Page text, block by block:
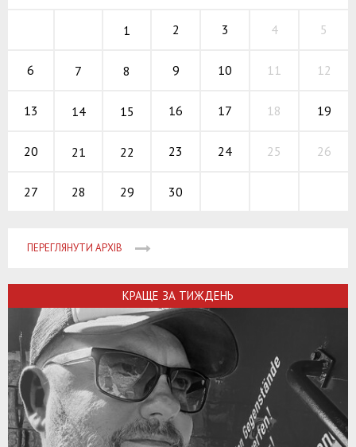
1 2 3 4 5
6 7 8 9 10 11 12
13 14 15 16 17 18 19
20 21 22 23 24 25 26
27 28 29 30
ПЕРЕГЛЯНУТИ АРХІВ
КРАЩЕ ЗА ТИЖДЕНЬ